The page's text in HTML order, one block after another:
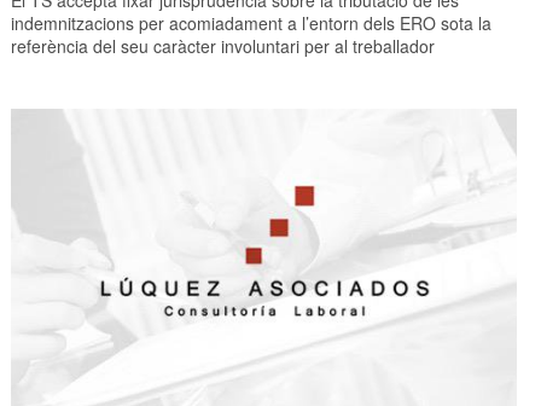
indemnitzacions per acomiadament a l’entorn dels ERO sota la
referència del seu caràcter involuntari per al treballador